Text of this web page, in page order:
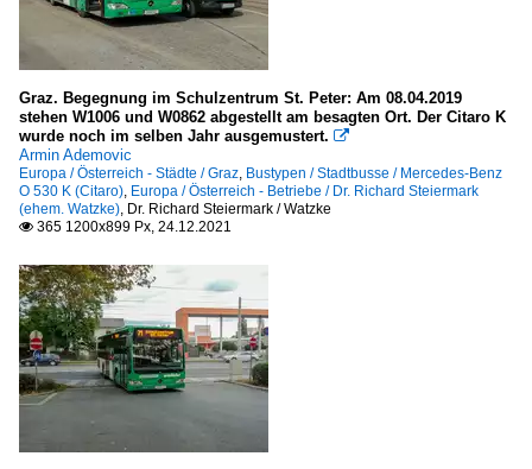
Graz. Begegnung im Schulzentrum St. Peter: Am 08.04.2019
stehen W1006 und W0862 abgestellt am besagten Ort. Der Citaro K
wurde noch im selben Jahr ausgemustert. 
Armin Ademovic
Europa / Österreich - Städte / Graz, Bustypen / Stadtbusse / Mercedes-Benz
O 530 K (Citaro), Europa / Österreich - Betriebe / Dr. Richard Steiermark
(ehem. Watzke), Dr. Richard Steiermark / Watzke
 365 1200x899 Px, 24.12.2021